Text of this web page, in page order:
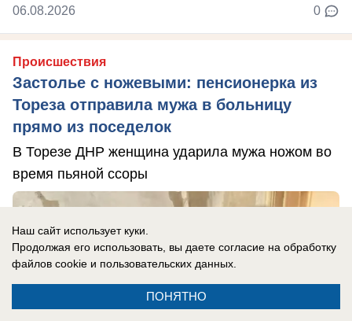
06.08.2026 0
Происшествия
Застолье с ножевыми: пенсионерка из
Тореза отправила мужа в больницу
прямо из поседелок
В Торезе ДНР женщина ударила мужа ножом во
время пьяной ссоры
Наш сайт использует куки.
Продолжая его использовать, вы даете согласие на обработку
файлов cookie и пользовательских данных.
ПОНЯТНО